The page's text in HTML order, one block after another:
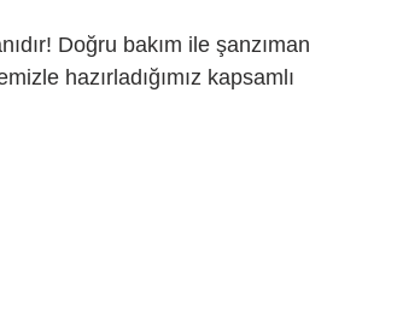
Doğru bakım ile şanzıman
hazırladığımız kapsamlı